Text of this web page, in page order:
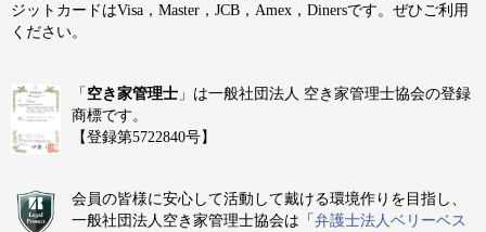
ジットカードはVisa，Master，JCB，Amex，Dinersです。ぜひご利用
ください。
「 空き家管理士 」は一般社団法人 空き家管理士協会の登録
商標です。
【登録第5722840号】
会員の皆様に安心して活動して戴ける環境作りを目指し、
一般社団法人空き家管理士協会は「弁護士法人ベリーベス